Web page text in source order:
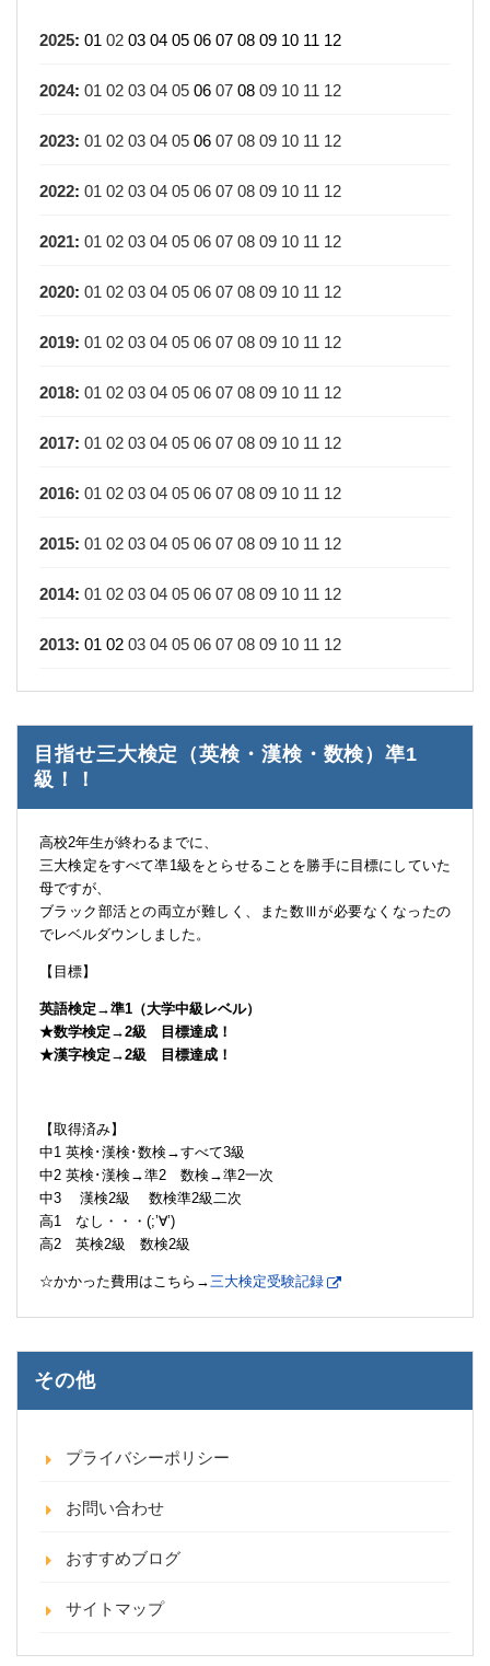
2025: 01 02 03 04 05 06 07 08 09 10 11 12
2024: 01 02 03 04 05 06 07 08 09 10 11 12
2023: 01 02 03 04 05 06 07 08 09 10 11 12
2022: 01 02 03 04 05 06 07 08 09 10 11 12
2021: 01 02 03 04 05 06 07 08 09 10 11 12
2020: 01 02 03 04 05 06 07 08 09 10 11 12
2019: 01 02 03 04 05 06 07 08 09 10 11 12
2018: 01 02 03 04 05 06 07 08 09 10 11 12
2017: 01 02 03 04 05 06 07 08 09 10 11 12
2016: 01 02 03 04 05 06 07 08 09 10 11 12
2015: 01 02 03 04 05 06 07 08 09 10 11 12
2014: 01 02 03 04 05 06 07 08 09 10 11 12
2013: 01 02 03 04 05 06 07 08 09 10 11 12
目指せ三大検定（英検・漢検・数検）凖1
級！！
高校2年生が終わるまでに、
三大検定をすべて凖1級をとらせることを勝手に目標にしていた
母ですが、
ブラック部活との両立が難しく、また数Ⅲが必要なくなったの
でレベルダウンしました。
【目標】
英語検定→準1（大学中級レベル）
★数学検定→2級 目標達成！
★漢字検定→2級 目標達成！
【取得済み】
中1 英検･漢検･数検→すべて3級
中2 英検･漢検→準2 数検→準2一次
中3 漢検2級 数検準2級二次
高1 なし・・・(;’∀’)
高2 英検2級 数検2級
☆かかった費用はこちら→三大検定受験記録
その他
プライバシーポリシー
お問い合わせ
おすすめブログ
サイトマップ